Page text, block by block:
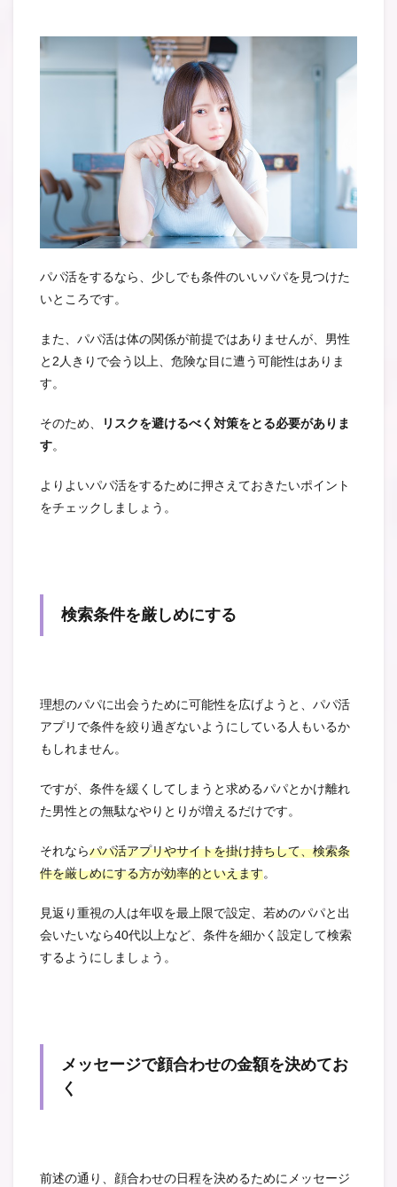
パパ活をするなら、少しでも条件のいいパパを見つけた
いところです。
また、パパ活は体の関係が前提ではありませんが、男性
と2人きりで会う以上、危険な目に遭う可能性はありま
す。
そのため、
リスクを避けるべく対策をとる必要がありま
す。
よりよいパパ活をするために押さえておきたいポイント
をチェックしましょう。
検索条件を厳しめにする
理想のパパに出会うために可能性を広げようと、パパ活
アプリで条件を絞り過ぎないようにしている人もいるか
もしれません。
ですが、条件を緩くしてしまうと求めるパパとかけ離れ
た男性との無駄なやりとりが増えるだけです。
それならパパ活アプリやサイトを掛け持ちして、検索条
件を厳しめにする方が効率的といえます。
見返り重視の人は年収を最上限で設定、若めのパパと出
会いたいなら40代以上など、条件を細かく設定して検索
するようにしましょう。
メッセージで顔合わせの金額を決めてお
く
前述の通り、顔合わせの日程を決めるためにメッセージ